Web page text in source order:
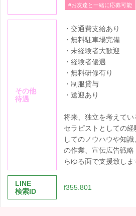
#お友達と一緒に応募可能
その他
待遇
・交通費支給あり
・無料駐車場完備
・未経験者大歓迎
・経験者優遇
・無料研修有り
・制服貸与
・送迎あり
将来、独立を考えてい
セラピストとしての
してのノウハウや知
の作業、宣伝広告戦
らゆる面で支援致しま
LINE
検索ID
f355.801